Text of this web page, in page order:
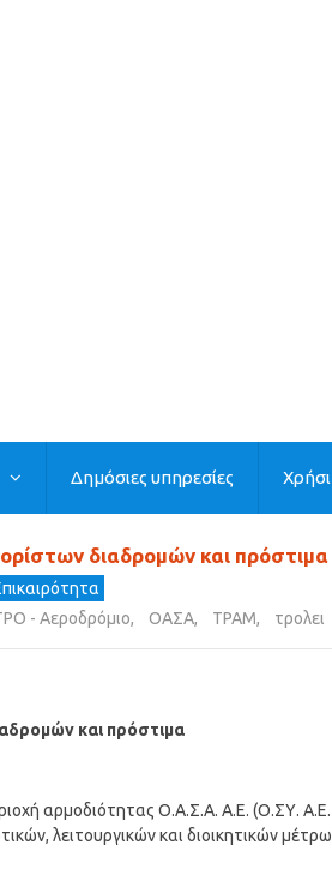
Δημόσιες υπηρεσίες
διαδρομών και πρόστιμα
- Αεροδρόμιο, ΟΑΣΑ, ΤΡΑΜ, τρολει
και πρόστιμα
αρμοδιότητας Ο.Α.Σ.Α. Α.Ε. (Ο.ΣΥ. Α.Ε.
λειτουργικών και διοικητικών